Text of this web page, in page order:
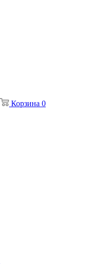
Корзина 0